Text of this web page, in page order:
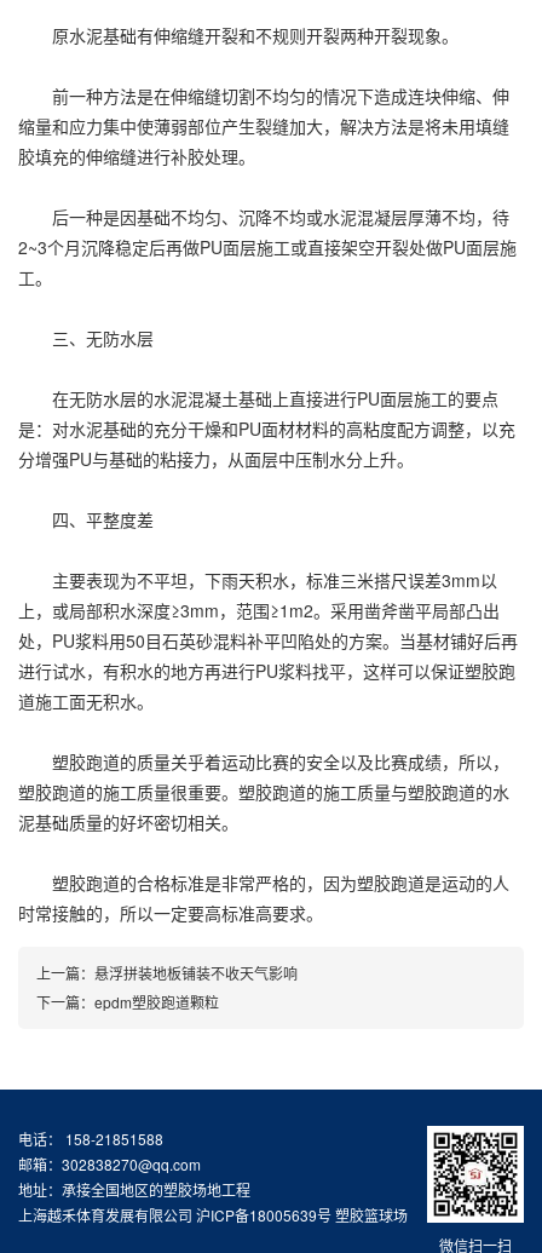
原水泥基础有伸缩缝开裂和不规则开裂两种开裂现象。
前一种方法是在伸缩缝切割不均匀的情况下造成连块伸缩、伸
缩量和应力集中使薄弱部位产生裂缝加大，解决方法是将未用填缝
胶填充的伸缩缝进行补胶处理。
后一种是因基础不均匀、沉降不均或水泥混凝层厚薄不均，待
2~3个月沉降稳定后再做PU面层施工或直接架空开裂处做PU面层施
工。
三、无防水层
在无防水层的水泥混凝土基础上直接进行PU面层施工的要点
是：对水泥基础的充分干燥和PU面材材料的高粘度配方调整，以充
分增强PU与基础的粘接力，从面层中压制水分上升。
四、平整度差
主要表现为不平坦，下雨天积水，标准三米搭尺误差3mm以
上，或局部积水深度≥3mm，范围≥1m2。采用凿斧凿平局部凸出
处，PU浆料用50目石英砂混料补平凹陷处的方案。当基材铺好后再
进行试水，有积水的地方再进行PU浆料找平，这样可以保证塑胶跑
道施工面无积水。
塑胶跑道的质量关乎着运动比赛的安全以及比赛成绩，所以，
塑胶跑道的施工质量很重要。塑胶跑道的施工质量与塑胶跑道的水
泥基础质量的好坏密切相关。
塑胶跑道的合格标准是非常严格的，因为塑胶跑道是运动的人
时常接触的，所以一定要高标准高要求。
上一篇： 悬浮拼装地板铺装不收天气影响
下一篇： epdm塑胶跑道颗粒
微信扫一扫
电话： 158-21851588
邮箱：302838270@qq.com
地址：承接全国地区的塑胶场地工程
上海越禾体育发展有限公司 沪ICP备18005639号塑胶篮球场